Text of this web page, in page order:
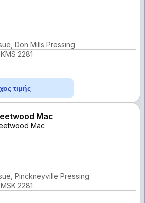
Don Mills Pressing
KMS 2281
τιμής
Mac
Mac
Pinckneyville Pressing
MSK 2281